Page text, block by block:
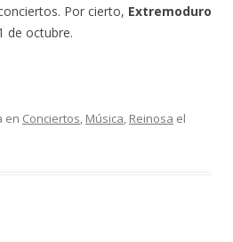
Por cierto, Extremoduro
de octubre.
en Conciertos, Música, Reinosa el